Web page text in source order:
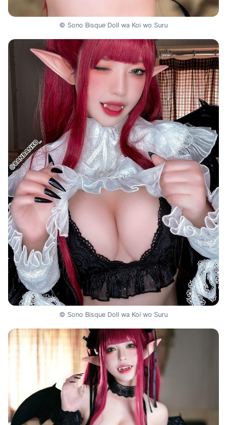
© Sono Bisque Doll wa Koi wo Suru
© Sono Bisque Doll wa Koi wo Suru